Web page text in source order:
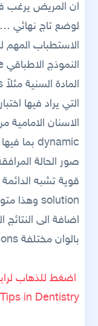
ان المريض يرغب
لوضع تاج نهائي
الاستطباب المهم
التي يراد فيها
صور الحالة
اضافة الى النتائج
بالوان مختلفة shade variations
Tips in Dentistry على فيس بوك